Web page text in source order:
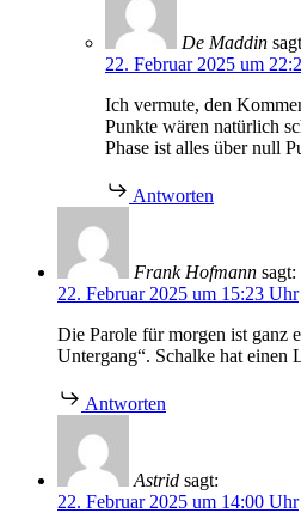
De Maddin
22. Februar 2025 um
Ich vermute, den
Punkte wären natürlich
Phase ist alles über null
Antworten
Frank Hofmann sagt:
22. Februar 2025 um 15:23 Uhr
Die Parole für morgen ist ganz
Untergang“. Schalke hat einen
Antworten
Astrid sagt:
22. Februar 2025 um 14:00 Uhr